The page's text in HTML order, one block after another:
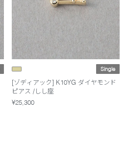
Single
[ゾディアック] K10YG ダイヤモンド
ピアス /しし座
¥25,300